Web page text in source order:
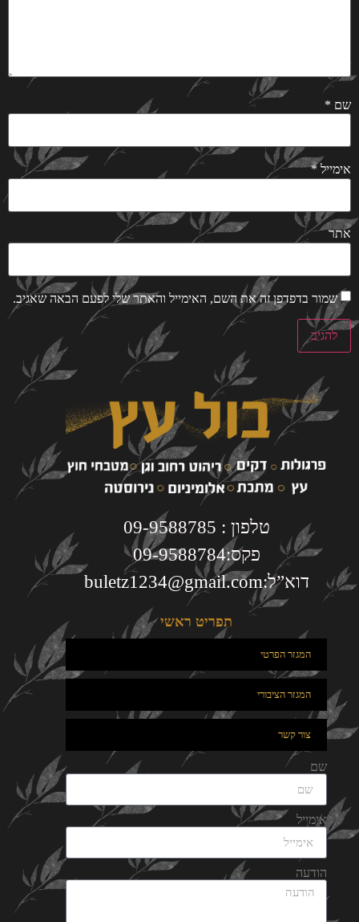
שם *
אימייל *
אתר
שמור בדפדפן זה את השם, האימייל והאתר שלי לפעם הבאה שאגיב.
טלפון : 09-9588785
פקס:09-9588784
דוא”ל:buletz1234@gmail.com
תפריט ראשי
המגזר הפרטי
המגזר הציבורי
צור קשר
שם
אימייל
הודעה